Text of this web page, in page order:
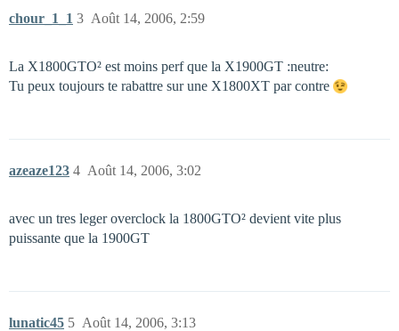
chour_1_1 Août 14, 2006, 2:59
3
La X1800GTO² est moins perf que la X1900GT :neutre:
Tu peux toujours te rabattre sur une X1800XT par contre
azeaze123 Août 14, 2006, 3:02
4
avec un tres leger overclock la 1800GTO² devient vite plus
puissante que la 1900GT
lunatic45 Août 14, 2006, 3:13
5